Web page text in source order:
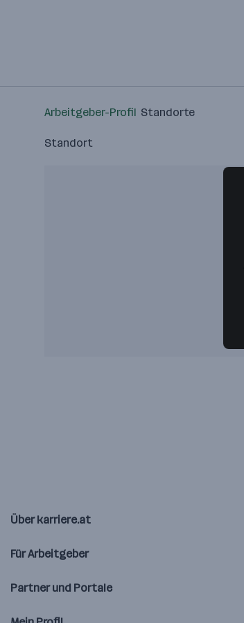
Arbeitgeber-Profil Standorte
Standort
Über karriere.at
Für Arbeitgeber
Partner und Portale